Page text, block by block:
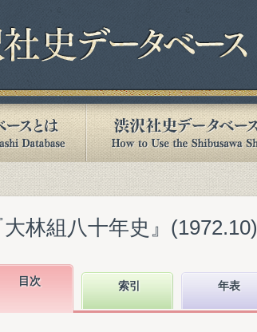
林組八十年史』(1972.10)
目次 索引 年表